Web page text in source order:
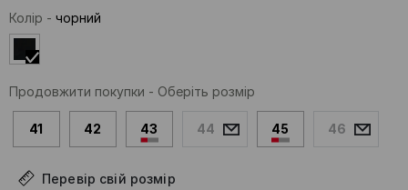
Колір - чорний
Продовжити покупки - Оберіть розмір
41 42 43 44 45 46
Перевір свій розмір